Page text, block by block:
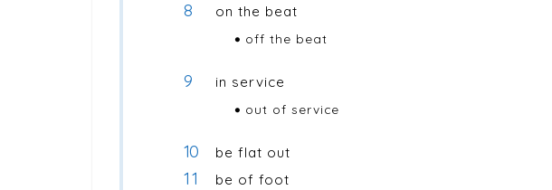
on the beat
off the beat
in service
out of service
be flat out
be of foot